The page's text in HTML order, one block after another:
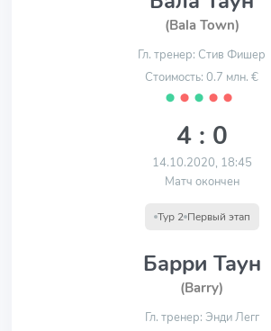
(Bala Town)
Гл. тренер: Стив Фишер
Стоимость: 0.7 млн. €
⬤ ⬤ ⬤ ⬤ ⬤
4 : 0
14.10.2020, 18:45
Матч окончен
Тур 2 Первый этап
Барри Таун
(Barry)
Гл. тренер: Энди Легг